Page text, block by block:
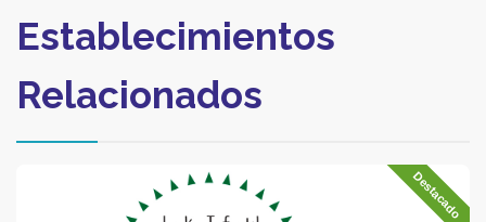
Establecimientos
Relacionados
Destacado